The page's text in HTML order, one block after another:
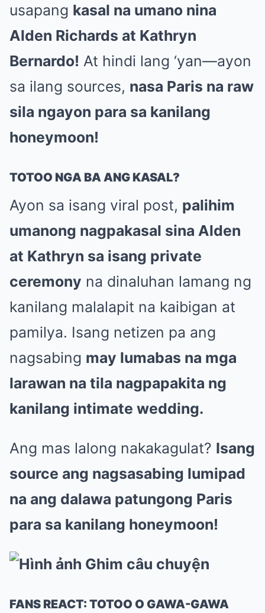
usapang kasal na umano nina
Alden Richards at Kathryn
Bernardo! At hindi lang ‘yan—ayon
sa ilang sources, nasa Paris na raw
sila ngayon para sa kanilang
honeymoon!
TOTOO NGA BA ANG KASAL?
Ayon sa isang viral post, palihim
umanong nagpakasal sina Alden
at Kathryn sa isang private
ceremony na dinaluhan lamang ng
kanilang malalapit na kaibigan at
pamilya. Isang netizen pa ang
nagsabing may lumabas na mga
larawan na tila nagpapakita ng
kanilang intimate wedding.
Ang mas lalong nakakagulat? Isang
source ang nagsasabing lumipad
na ang dalawa patungong Paris
para sa kanilang honeymoon!
FANS REACT: TOTOO O GAWA-GAWA